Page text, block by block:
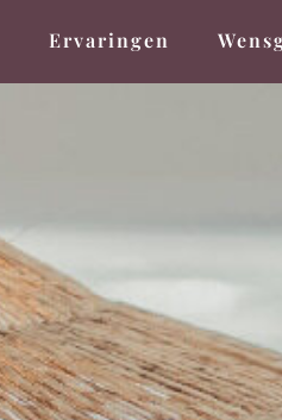
Ervaringen